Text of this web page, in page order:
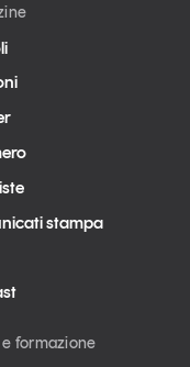
stampa
e formazione